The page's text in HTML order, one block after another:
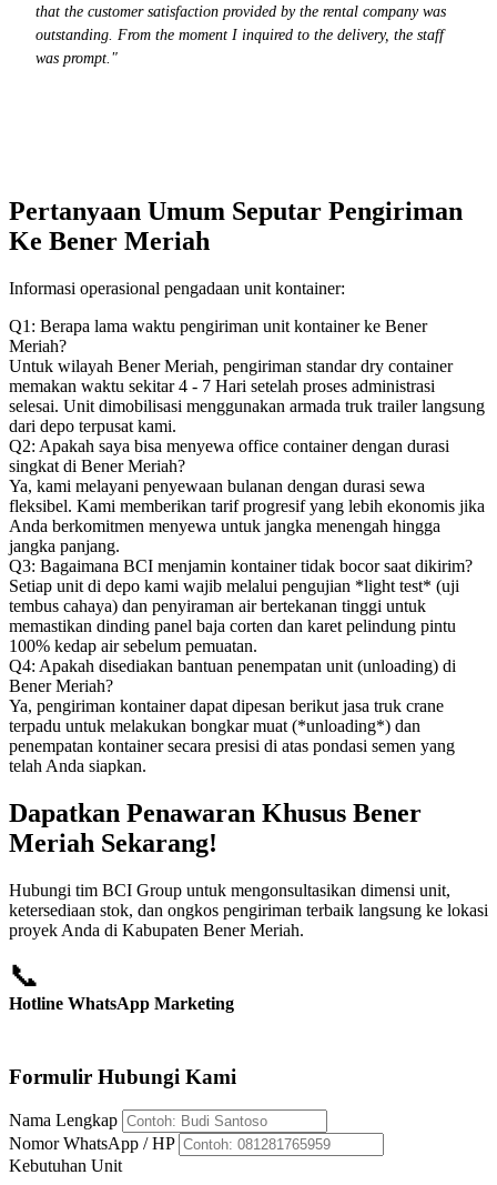
that the customer satisfaction provided by the rental company was
outstanding. From the moment I inquired to the delivery, the staff
was prompt."
Pertanyaan Umum Seputar Pengiriman
Ke Bener Meriah
Informasi operasional pengadaan unit kontainer:
Q1: Berapa lama waktu pengiriman unit kontainer ke Bener
Meriah?
Untuk wilayah Bener Meriah, pengiriman standar dry container
memakan waktu sekitar 4 - 7 Hari setelah proses administrasi
selesai. Unit dimobilisasi menggunakan armada truk trailer langsung
dari depo terpusat kami.
Q2: Apakah saya bisa menyewa office container dengan durasi
singkat di Bener Meriah?
Ya, kami melayani penyewaan bulanan dengan durasi sewa
fleksibel. Kami memberikan tarif progresif yang lebih ekonomis jika
Anda berkomitmen menyewa untuk jangka menengah hingga
jangka panjang.
Q3: Bagaimana BCI menjamin kontainer tidak bocor saat dikirim?
Setiap unit di depo kami wajib melalui pengujian *light test* (uji
tembus cahaya) dan penyiraman air bertekanan tinggi untuk
memastikan dinding panel baja corten dan karet pelindung pintu
100% kedap air sebelum pemuatan.
Q4: Apakah disediakan bantuan penempatan unit (unloading) di
Bener Meriah?
Ya, pengiriman kontainer dapat dipesan berikut jasa truk crane
terpadu untuk melakukan bongkar muat (*unloading*) dan
penempatan kontainer secara presisi di atas pondasi semen yang
telah Anda siapkan.
Dapatkan Penawaran Khusus Bener
Meriah Sekarang!
Hubungi tim BCI Group untuk mengonsultasikan dimensi unit,
ketersediaan stok, dan ongkos pengiriman terbaik langsung ke lokasi
proyek Anda di Kabupaten Bener Meriah.
📞
Hotline WhatsApp Marketing
Formulir Hubungi Kami
Nama Lengkap
Nomor WhatsApp / HP
Kebutuhan Unit